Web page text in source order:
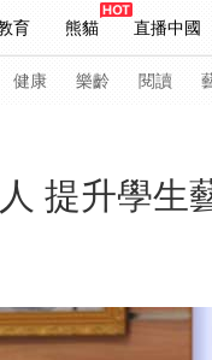
育 熊貓 直播中國
讀 天天學習
央視影音
健康 樂齡 閱讀
央視快評 央視網評
提升學生